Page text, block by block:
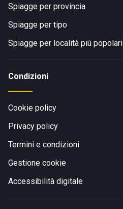
Spiagge per provincia
Spiagge per tipo
Spiagge per località più popolari
Condizioni
Cookie policy
Privacy policy
Termini e condizioni
Gestione cookie
Accessibilità digitale